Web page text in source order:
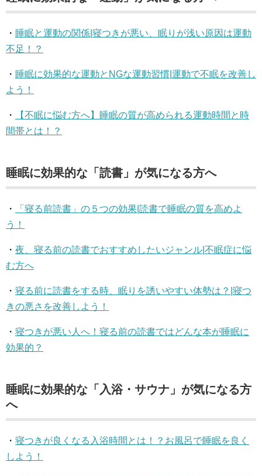
・ 睡眠と運動の関係|寝つきが悪い、眠りが浅い原因は運動
不足！？
・ 睡眠に効果的な運動とNGな運動習慣|運動で不眠を改善し
よう！
・
【不眠に悩む方へ】睡眠の質が高められる運動時間と時
間帯とは！？
睡眠に効果的な「読書」が気になる方へ
・
「寝る前読書」の５つの効果|読書で睡眠の質を高めよ
う！
・ 夜、寝る前の読書でおすすめしたいジャンル|不眠症に悩
む方へ
・ 寝る前に読書をする時、眠りを誘いやすい体勢は？|寝つ
きの悪さを改善しよう！
・ 寝つきが悪い人へ！寝る前の読書ではどんな本が睡眠に
効果的？
睡眠に効果的な「入浴・サウナ」が気になる方
へ
・ 寝つきが良くなる入浴時間とは！？お風呂で睡眠を良く
しよう！